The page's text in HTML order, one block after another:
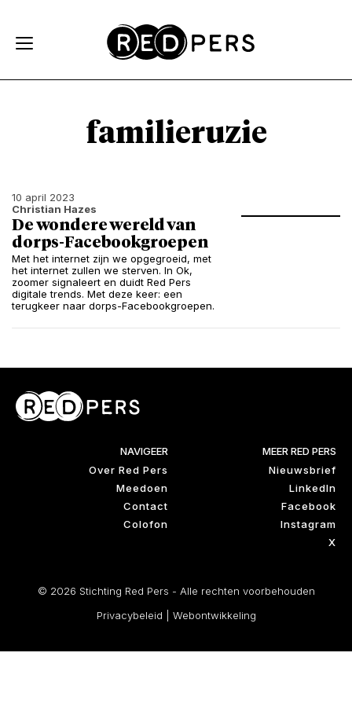
familieruzie
10 april 2023
Christian Hazes
De wondere wereld van
dorps-Facebookgroepen
Met het internet zijn we opgegroeid, met
het internet zullen we sterven. In Ok,
zoomer signaleert en duidt Red Pers
digitale trends. Met deze keer: een
terugkeer naar dorps-Facebookgroepen.
NAVIGEER
Over Red Pers
Meedoen
Contact
Colofon
MEER RED PERS
Nieuwsbrief
LinkedIn
Facebook
Instagram
X
© 2026 Stichting Red Pers - Alle rechten voorbehouden
Privacybeleid
Webontwikkeling